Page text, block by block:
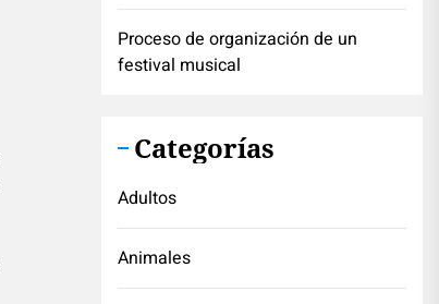
Proceso de organización de un
festival musical
Categorías
Adultos
Animales